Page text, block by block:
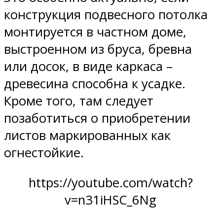
конструкция подвесного потолка
монтируется в частном доме,
выстроенном из бруса, бревна
или досок, в виде каркаса –
древесина способна к усадке.
Кроме того, там следует
позаботиться о приобретении
листов маркированных как
огнестойкие.
https://youtube.com/watch?
v=n31iHSC_6Ng